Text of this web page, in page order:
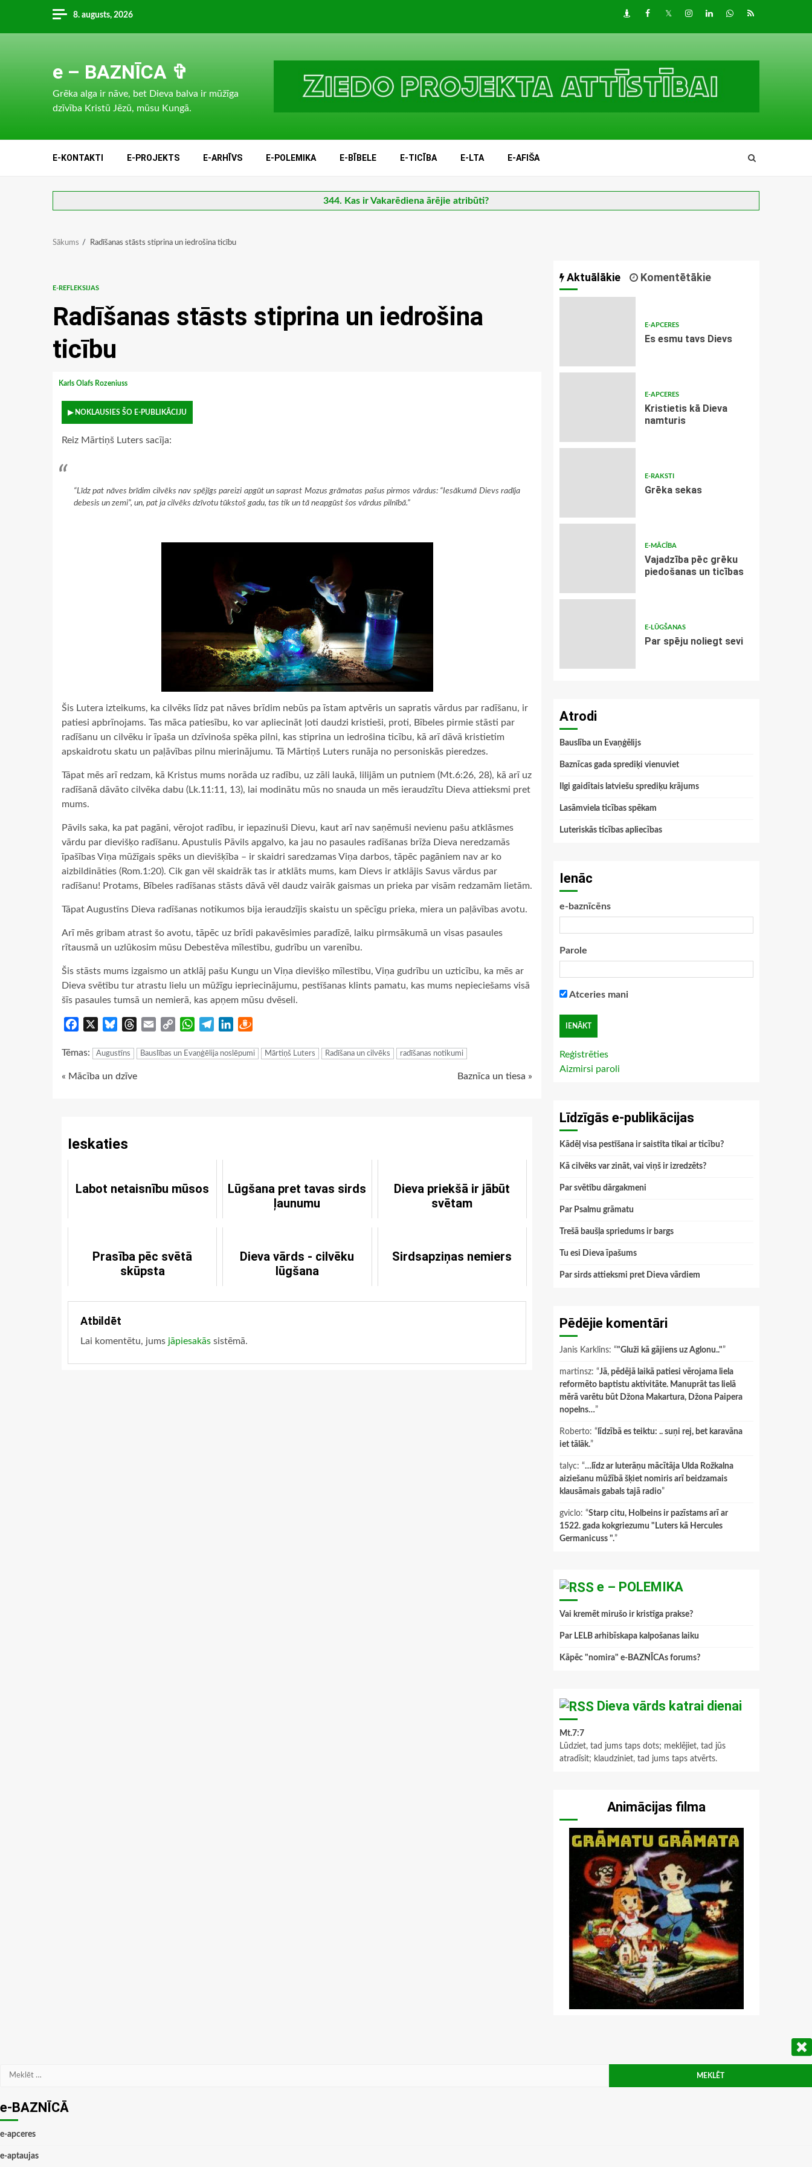
content
8. augusts, 2026 DraugiemFacebook
TwitterInstagram
LinkedInwhatsapp
RSS
e – BAZNĪCA ✞
Grēka alga ir nāve, bet Dieva balva ir mūžīga
dzīvība Kristū Jēzū, mūsu Kungā.
E-KONTAKTI E-PROJEKTS E-ARHĪVS E-POLEMIKA E-BĪBELE E-TICĪBA E-LTA E-AFIŠA
344. Kas ir Vakarēdiena ārējie atribūti?
Sākums Radīšanas stāsts stiprina un iedrošina ticību
E-REFLEKSIJAS
Radīšanas stāsts stiprina un iedrošina
ticību
Karls Olafs Rozeniuss
▶ NOKLAUSIES ŠO E-PUBLIKĀCIJU
Reiz Mārtiņš Luters sacīja:
“Līdz pat nāves brīdim cilvēks nav spējīgs pareizi apgūt un saprast Mozus grāmatas pašus pirmos vārdus: “Iesākumā Dievs radīja
debesis un zemi”, un, pat ja cilvēks dzīvotu tūkstoš gadu, tas tik un tā neapgūst šos vārdus pilnībā.”
Šis Lutera izteikums, ka cilvēks līdz pat nāves brīdim nebūs pa īstam aptvēris un sapratis vārdus par radīšanu, ir
patiesi apbrīnojams. Tas māca patiesību, ko var apliecināt ļoti daudzi kristieši, proti, Bībeles pirmie stāsti par
radīšanu un cilvēku ir īpaša un dzīvinoša spēka pilni, kas stiprina un iedrošina ticību, kā arī dāvā kristietim
apskaidrotu skatu un paļāvības pilnu mierinājumu. Tā Mārtiņš Luters runāja no personiskās pieredzes.
Tāpat mēs arī redzam, kā Kristus mums norāda uz radību, uz zāli laukā, lilijām un putniem (Mt.6:26, 28), kā arī uz
radīšanā dāvāto cilvēka dabu (Lk.11:11, 13), lai modinātu mūs no snauda un mēs ieraudzītu Dieva attieksmi pret
mums.
Pāvils saka, ka pat pagāni, vērojot radību, ir iepazinuši Dievu, kaut arī nav saņēmuši nevienu pašu atklāsmes
vārdu par dievišķo radīšanu. Apustulis Pāvils apgalvo, ka jau no pasaules radīšanas brīža Dieva neredzamās
īpašības Viņa mūžīgais spēks un dievišķība – ir skaidri saredzamas Viņa darbos, tāpēc pagāniem nav ar ko
aizbildināties (Rom.1:20). Cik gan vēl skaidrāk tas ir atklāts mums, kam Dievs ir atklājis Savus vārdus par
radīšanu! Protams, Bībeles radīšanas stāsts dāvā vēl daudz vairāk gaismas un prieka par visām redzamām lietām.
Tāpat Augustīns Dieva radīšanas notikumos bija ieraudzījis skaistu un spēcīgu prieka, miera un paļāvības avotu.
Arī mēs gribam atrast šo avotu, tāpēc uz brīdi pakavēsimies paradīzē, laiku pirmsākumā un visas pasaules
rītausmā un uzlūkosim mūsu Debestēva mīlestību, gudrību un varenību.
Šis stāsts mums izgaismo un atklāj pašu Kungu un Viņa dievišķo mīlestību, Viņa gudrību un uzticību, ka mēs ar
Dieva svētību tur atrastu lielu un mūžīgu iepriecinājumu, pestīšanas klints pamatu, kas mums nepieciešams visā
šīs pasaules tumsā un nemierā, kas apņem mūsu dvēseli.
Facebook BlueskyThreads
Email
Copy
WhatsApp
TelegramLinkedIn
Tēmas: Augustīns Bauslības un Evaņģēlija noslēpumi Mārtiņš Luters Radīšana un cilvēks radīšanas notikumi
Continue
« Mācība un dzīve Baznīca un tiesa »
Ieskaties
Labot netaisnību mūsos
Lūgšana pret tavas sirds
ļaunumu
Dieva priekšā ir jābūt
svētam
Prasība pēc svētā
skūpsta
Dieva vārds - cilvēku
lūgšana
Sirdsapziņas nemiers
Atbildēt
Lai komentētu, jums jāpiesakās sistēmā.
Aktuālākie Komentētākie
E-APCERES
Es esmu tavs Dievs
E-APCERES
Kristietis kā Dieva
namturis
E-RAKSTI
Grēka sekas
E-MĀCĪBA
Vajadzība pēc grēku
piedošanas un ticības
E-LŪGŠANAS
Par spēju noliegt sevi
Atrodi
Bauslība un Evaņģēlijs
Baznīcas gada sprediķi vienuviet
Ilgi gaidītais latviešu sprediķu krājums
Lasāmviela ticības spēkam
Luteriskās ticības apliecības
Ienāc
e-baznīcēns
Parole
Atceries mani
Reģistrēties
Aizmirsi paroli
Līdzīgās e-publikācijas
Kādēļ visa pestīšana ir saistīta tikai ar ticību?
Kā cilvēks var zināt, vai viņš ir izredzēts?
Par svētību dārgakmeni
Par Psalmu grāmatu
Trešā baušļa spriedums ir bargs
Tu esi Dieva īpašums
Par sirds attieksmi pret Dieva vārdiem
Pēdējie komentāri
Janis Karklins: “"Gluži kā gājiens uz Aglonu.."”
martinsz: “Jā, pēdējā laikā patiesi vērojama liela
reformēto baptistu aktivitāte. Manuprāt tas lielā
mērā varētu būt Džona Makartura, Džona Paipera
nopelns…”
Roberto: “ līdzībā es teiktu: .. suņi rej, bet karavāna
iet tālāk.”
talyc: “…līdz ar luterāņu mācītāja Ulda Rožkalna
aiziešanu mūžībā šķiet nomiris arī beidzamais
klausāmais gabals tajā radio”
gviclo: “Starp citu, Holbeins ir pazīstams arī ar
1522. gada kokgriezumu "Luters kā Hercules
Germanicuss ".”
e – POLEMIKA
Vai kremēt mirušo ir kristīga prakse?
Par LELB arhibīskapa kalpošanas laiku
Kāpēc "nomira" e-BAZNĪCAs forums?
Dieva vārds katrai dienai
Mt.7:7
Lūdziet, tad jums taps dots; meklējiet, tad jūs
atradīsit; klaudziniet, tad jums taps atvērts.
Animācijas filma
Meklēt:
e-BAZNĪCĀ
e-apceres
e-aptaujas